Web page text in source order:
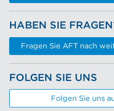
HABEN SIE
Fragen Sie AFT nach
FOLGEN SIE UNS
Folgen Sie uns